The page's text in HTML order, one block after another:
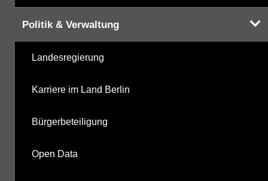
Politik & Verwaltung
Landesregierung
Karriere im Land Berlin
Bürgerbeteiligung
Open Data